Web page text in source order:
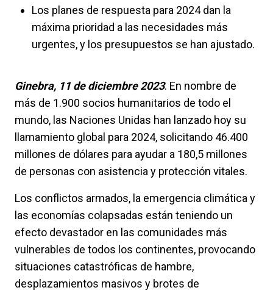
Los planes de respuesta para 2024 dan la
máxima prioridad a las necesidades más
urgentes, y los presupuestos se han ajustado.
Ginebra, 11 de diciembre 2023. En nombre de
más de 1.900 socios humanitarios de todo el
mundo, las Naciones Unidas han lanzado hoy su
llamamiento global para 2024, solicitando 46.400
millones de dólares para ayudar a 180,5 millones
de personas con asistencia y protección vitales.
Los conflictos armados, la emergencia climática y
las economías colapsadas están teniendo un
efecto devastador en las comunidades más
vulnerables de todos los continentes, provocando
situaciones catastróficas de hambre,
desplazamientos masivos y brotes de